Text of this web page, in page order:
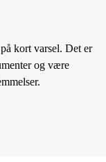
kort varsel. Det er
og være